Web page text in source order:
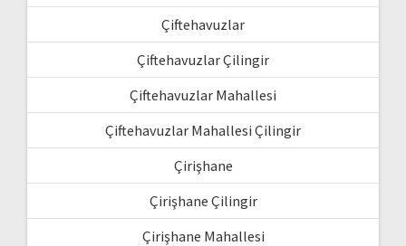
Çiftehavuzlar
Çiftehavuzlar Çilingir
Çiftehavuzlar Mahallesi
Çiftehavuzlar Mahallesi Çilingir
Çirişhane
Çirişhane Çilingir
Çirişhane Mahallesi